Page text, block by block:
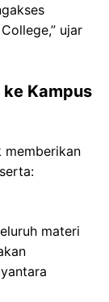
ujar
Kampus
memberikan
materi